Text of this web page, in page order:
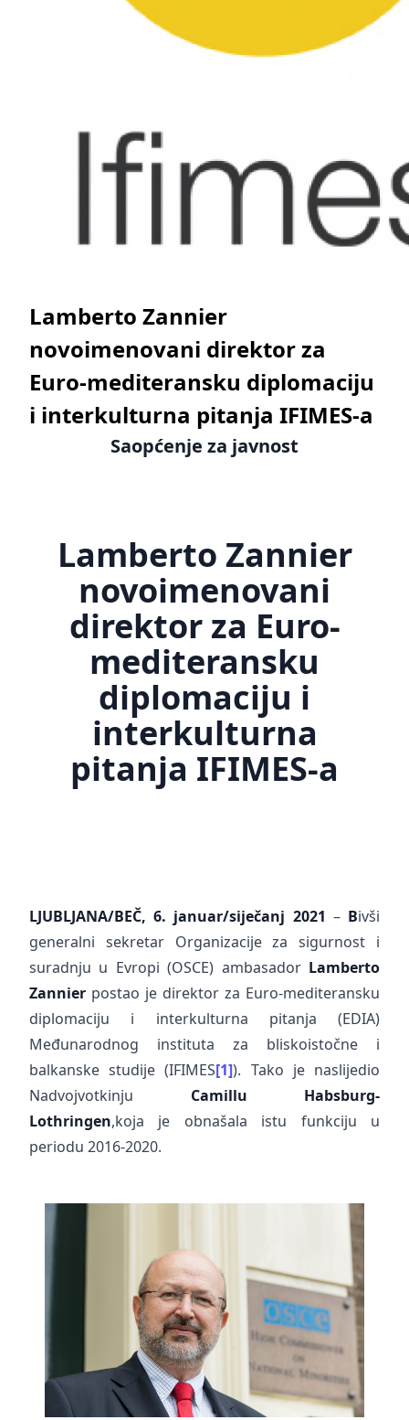
Lamberto Zannier
novoimenovani direktor za
Euro-mediteransku diplomaciju
i interkulturna pitanja IFIMES-a
Saopćenje za javnost
Lamberto Zannier
novoimenovani
direktor za Euro-
mediteransku
diplomaciju i
interkulturna
pitanja IFIMES-a
LJUBLJANA/BEČ, 6. januar/siječanj 2021 – Bivši
generalni sekretar Organizacije za sigurnost i
suradnju u Evropi (OSCE) ambasador Lamberto
Zannier postao je direktor za Euro-mediteransku
diplomaciju i interkulturna pitanja (EDIA)
Međunarodnog instituta za bliskoistočne i
balkanske studije (IFIMES[1]). Tako je naslijedio
Nadvojvotkinju Camillu Habsburg-
Lothringen,koja je obnašala istu funkciju u
periodu 2016-2020.